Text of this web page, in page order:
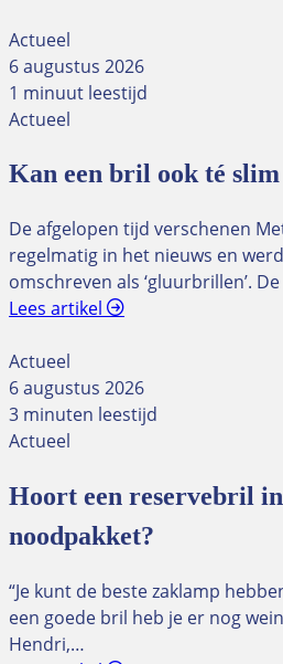
Actueel
6 augustus 2026
1 minuut leestijd
Actueel
Kan een bril ook té
De afgelopen tijd verschenen
regelmatig in het nieuws en
omschreven als ‘gluurbrillen’.
Lees artikel
Actueel
6 augustus 2026
3 minuten leestijd
Actueel
Hoort een reservebril
noodpakket?
“Je kunt de beste zaklamp
een goede bril heb je er nog
Hendri,…